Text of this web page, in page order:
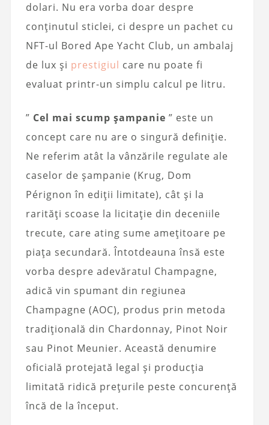
dolari. Nu era vorba doar despre
conținutul sticlei, ci despre un pachet cu
NFT-ul Bored Ape Yacht Club, un ambalaj
de lux și prestigiul care nu poate fi
evaluat printr-un simplu calcul pe litru.
” Cel mai scump șampanie ” este un
concept care nu are o singură definiție.
Ne referim atât la vânzările regulate ale
caselor de șampanie (Krug, Dom
Pérignon în ediții limitate), cât și la
rarități scoase la licitație din deceniile
trecute, care ating sume amețitoare pe
piața secundară. Întotdeauna însă este
vorba despre adevăratul Champagne,
adică vin spumant din regiunea
Champagne (AOC), produs prin metoda
tradițională din Chardonnay, Pinot Noir
sau Pinot Meunier. Această denumire
oficială protejată legal și producția
limitată ridică prețurile peste concurență
încă de la început.